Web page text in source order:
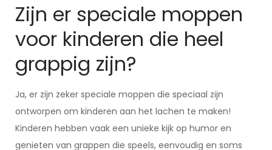
Zijn er speciale moppen
voor kinderen die heel
grappig zijn?
Ja, er zijn zeker speciale moppen die speciaal zijn
ontworpen om kinderen aan het lachen te maken!
Kinderen hebben vaak een unieke kijk op humor en
genieten van grappen die speels, eenvoudig en soms